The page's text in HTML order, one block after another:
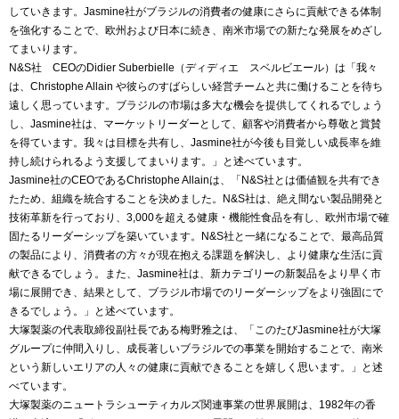
していきます。Jasmine社がブラジルの消費者の健康にさらに貢献できる体制
を強化することで、欧州および日本に続き、南米市場での新たな発展をめざし
てまいります。
N&S社 CEOのDidier Suberbielle（ディディエ スベルビエール）は「我々
は、Christophe Allain や彼らのすばらしい経営チームと共に働けることを待ち
遠しく思っています。ブラジルの市場は多大な機会を提供してくれるでしょう
し、Jasmine社は、マーケットリーダーとして、顧客や消費者から尊敬と賞賛
を得ています。我々は目標を共有し、Jasmine社が今後も目覚しい成長率を維
持し続けられるよう支援してまいります。」と述べています。
Jasmine社のCEOであるChristophe Allainは、「N&S社とは価値観を共有でき
たため、組織を統合することを決めました。N&S社は、絶え間ない製品開発と
技術革新を行っており、3,000を超える健康・機能性食品を有し、欧州市場で確
固たるリーダーシップを築いています。N&S社と一緒になることで、最高品質
の製品により、消費者の方々が現在抱える課題を解決し、より健康な生活に貢
献できるでしょう。また、Jasmine社は、新カテゴリーの新製品をより早く市
場に展開でき、結果として、ブラジル市場でのリーダーシップをより強固にで
きるでしょう。」と述べています。
大塚製薬の代表取締役副社長である梅野雅之は、「このたびJasmine社が大塚
グループに仲間入りし、成長著しいブラジルでの事業を開始することで、南米
という新しいエリアの人々の健康に貢献できることを嬉しく思います。」と述
べています。
大塚製薬のニュートラシューティカルズ関連事業の世界展開は、1982年の香